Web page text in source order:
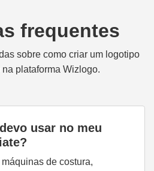
frequentes
sobre como criar um logotipo
plataforma Wizlogo.
usar no meu
de costura,